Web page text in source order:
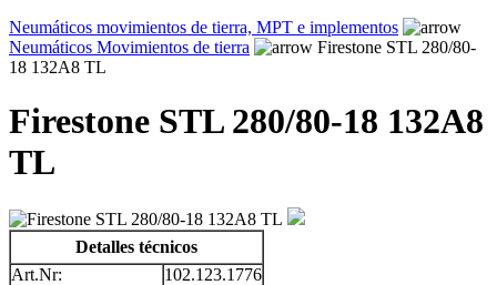
Neumáticos movimientos de tierra, MPT e implementos
Neumáticos Movimientos de tierra
Firestone STL 280/80-
18 132A8 TL
Firestone STL 280/80-18 132A8
TL
Detalles técnicos
Art.Nr:
102.123.1776